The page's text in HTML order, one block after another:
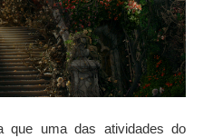
que uma das atividades do